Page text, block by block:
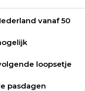
vanaf 50
loopsetje
pasdagen